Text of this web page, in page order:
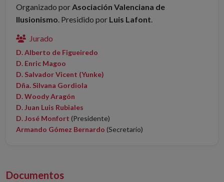
Organizado porAsociación Valenciana de
Ilusionismo. Presidido por Luis Lafont.
Jurado
D. Alberto de Figueiredo
D. Enric Magoo
D. Salvador Vicent (Yunke)
Dña. Silvana Gordiola
D. Woody Aragón
D. Juan Luis Rubiales
D. José Monfort (Presidente)
Armando Gómez Bernardo (Secretario)
Documentos